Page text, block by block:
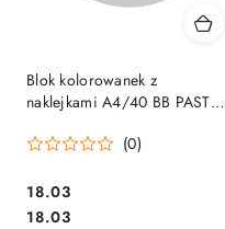
Blok kolorowanek z
naklejkami A4/40 BB PASTEL
(0)
Cena:
18.03
Cena:
18.03